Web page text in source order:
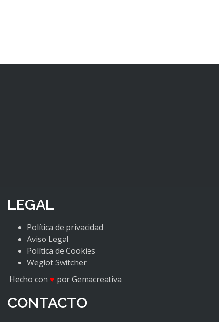
LEGAL
Política de privacidad
Aviso Legal
Política de Cookies
Weglot Switcher
Hecho con ♥ por Gemacreativa
CONTACTO